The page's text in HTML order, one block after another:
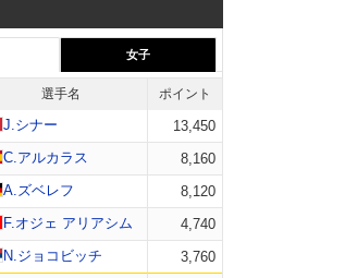
女子
選手名 ポイント
J.シナー
13,450
C.アルカラス
8,160
A.ズベレフ
8,120
F.オジェ アリアシム
4,740
N.ジョコビッチ
3,760